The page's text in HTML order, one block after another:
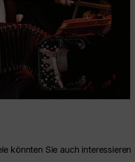
könnten Sie auch interessieren